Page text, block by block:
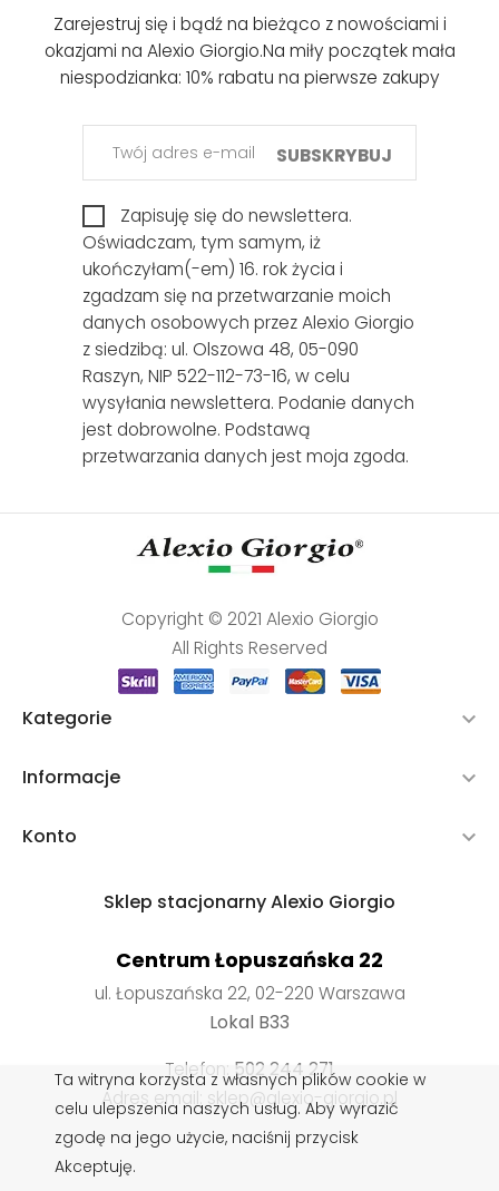
Zarejestruj się i bądź na bieżąco z nowościami i
okazjami na Alexio Giorgio.Na miły początek mała
niespodzianka: 10% rabatu na pierwsze zakupy
SUBSKRYBUJ
Zapisuję się do newslettera.
Oświadczam, tym samym, iż
ukończyłam(-em) 16. rok życia i
zgadzam się na przetwarzanie moich
danych osobowych przez Alexio Giorgio
z siedzibą: ul. Olszowa 48, 05-090
Raszyn, NIP 522-112-73-16, w celu
wysyłania newslettera. Podanie danych
jest dobrowolne. Podstawą
przetwarzania danych jest moja zgoda.
Copyright © 2021 Alexio Giorgio
All Rights Reserved
Kategorie 
Informacje 
Konto 
Sklep stacjonarny Alexio Giorgio
Centrum Łopuszańska 22
ul. Łopuszańska 22, 02-220 Warszawa
Lokal B33
Telefon: 502 244 271
Adres email: sklep@alexio-giorgio.pl
Ta witryna korzysta z własnych plików cookie w
celu ulepszenia naszych usług. Aby wyrazić
zgodę na jego użycie, naciśnij przycisk
Akceptuję.